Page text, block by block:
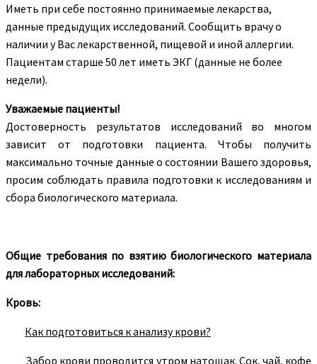
Иметь при себе постоянно принимаемые лекарства,
данные предыдущих исследований. Сообщить врачу о
наличии у Вас лекарственной, пищевой и иной аллергии.
Пациентам старше 50 лет иметь ЭКГ (данные не более
недели).
Уважаемые пациенты!
Достоверность результатов исследований во многом
зависит от подготовки пациента. Чтобы получить
максимально точные данные о состоянии Вашего здоровья,
просим соблюдать правила подготовки к исследованиям и
сбора биологического материала.
Общие требования по взятию биологического материала
для лабораторных исследований:
Кровь:
Как подготовиться к анализу крови?
Забор крови проводится утром натощак. Сок, чай, кофе